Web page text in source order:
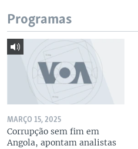
Programas
MARÇO 15, 2025
Corrupção sem fim em
Angola, apontam analistas